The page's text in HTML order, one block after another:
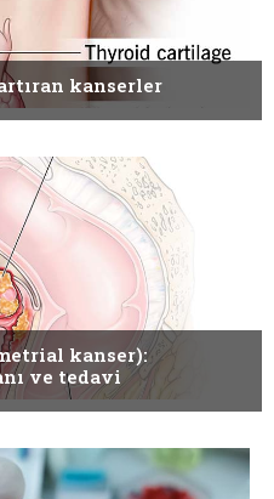
kanserler
kanser):
ve tedavi